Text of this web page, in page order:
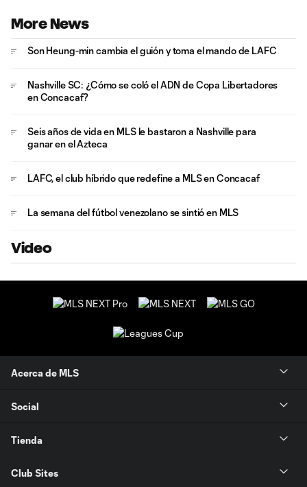
More News
Son Heung-min cambia el guión y toma el mando de LAFC
Nashville SC: ¿Cómo se coló el ADN de Copa Libertadores
en Concacaf?
Seis años de vida en MLS le bastaron a Nashville para
ganar en el Azteca
LAFC, el club híbrido que redefine a MLS en Concacaf
La semana del fútbol venezolano se sintió en MLS
Video
Acerca de MLS
Social
Tienda
Club Sites